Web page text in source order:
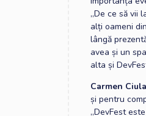
„De ce să vii
alți oameni
lângă
avea și un
alta și
Carmen
și pentru
„DevFest